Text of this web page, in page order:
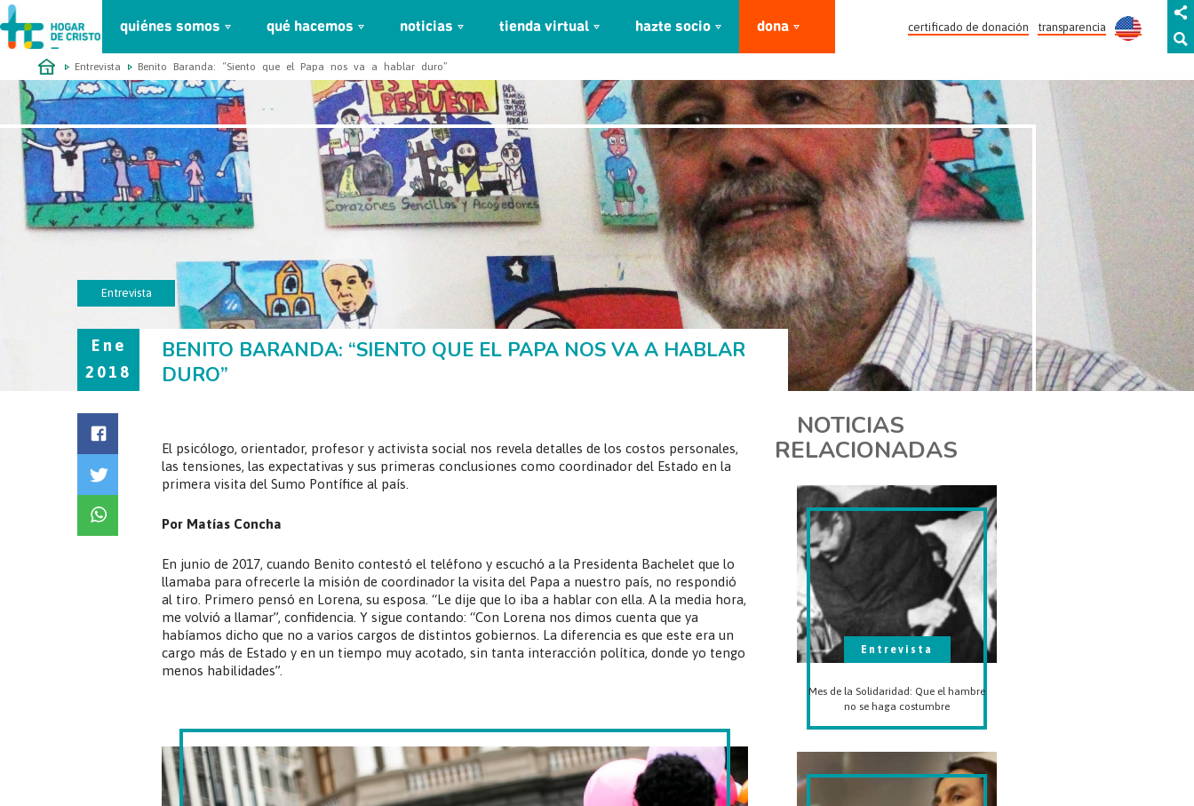
quiénes somos qué hacemos noticias tienda virtual hazte socio dona transparencia
certificado de donación
займ онлайн без проверок
Entrevista Benito Baranda: “Siento que el Papa nos va a hablar duro”
Entrevista
Ene
2018
BENITO BARANDA: “SIENTO QUE EL PAPA NOS VA A HABLAR
DURO”
El psicólogo, orientador, profesor y activista social nos revela detalles de los costos personales,
las tensiones, las expectativas y sus primeras conclusiones como coordinador del Estado en la
primera visita del Sumo Pontífice al país.
Por Matías Concha
En junio de 2017, cuando Benito contestó el teléfono y escuchó a la Presidenta Bachelet que lo
llamaba para ofrecerle la misión de coordinador la visita del Papa a nuestro país, no respondió
al tiro. Primero pensó en Lorena, su esposa. “Le dije que lo iba a hablar con ella. A la media hora,
me volvió a llamar”, confidencia. Y sigue contando: “Con Lorena nos dimos cuenta que ya
habíamos dicho que no a varios cargos de distintos gobiernos. La diferencia es que este era un
cargo más de Estado y en un tiempo muy acotado, sin tanta interacción política, donde yo tengo
menos habilidades”.
NOTICIAS
RELACIONADAS
Mes de la Solidaridad: Que el hambre
no se haga costumbre
Entrevista